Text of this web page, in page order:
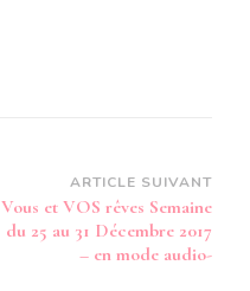
ARTICLE SUIVANT
Vous et VOS rêves Semaine
du 25 au 31 Décembre 2017
– en mode audio-